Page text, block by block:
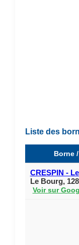
Liste des
Borne
CRESPIN -
Le Bourg,
Voir sur